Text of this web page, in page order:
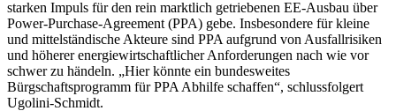
starken Impuls für den rein marktlich getriebenen EE-Ausbau über
Power-Purchase-Agreement (PPA) gebe. Insbesondere für kleine
und mittelständische Akteure sind PPA aufgrund von Ausfallrisiken
und höherer energiewirtschaftlicher Anforderungen nach wie vor
schwer zu händeln. „Hier könnte ein bundesweites
Bürgschaftsprogramm für PPA Abhilfe schaffen“, schlussfolgert
Ugolini-Schmidt.